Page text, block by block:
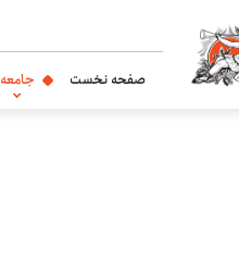
صفحه نخست جامعه